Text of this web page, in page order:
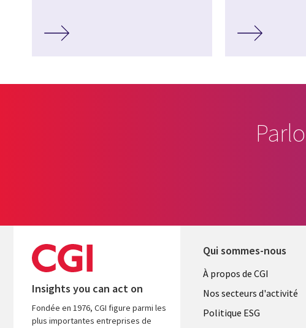
Insights you can act on
Fondée en 1976, CGI figure parmi les
plus importantes entreprises de
Qui sommes-nous
Useful
links
FRANCE
À propos de CGI
Nos secteurs d'activité
Politique ESG